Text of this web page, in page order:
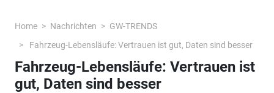
Home Nachrichten
GW-TRENDS
Fahrzeug-Lebensläufe: Vertrauen ist gut, Daten sind besser
Fahrzeug-Lebensläufe: Vertrauen ist
gut, Daten sind besser